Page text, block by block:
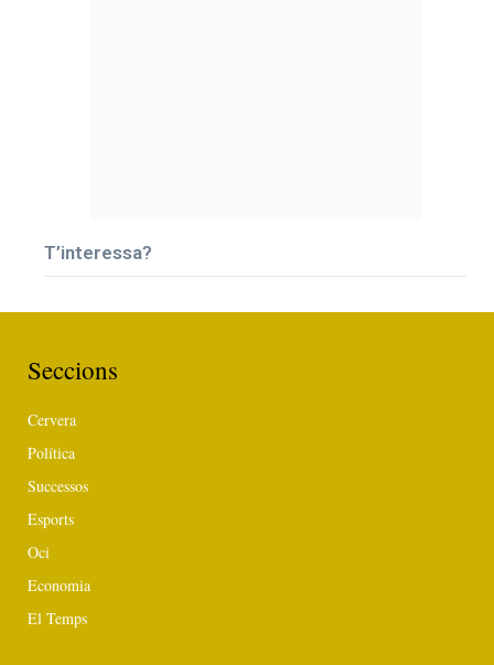
T’interessa?
Seccions
Cervera
Política
Successos
Esports
Oci
Economia
El Temps